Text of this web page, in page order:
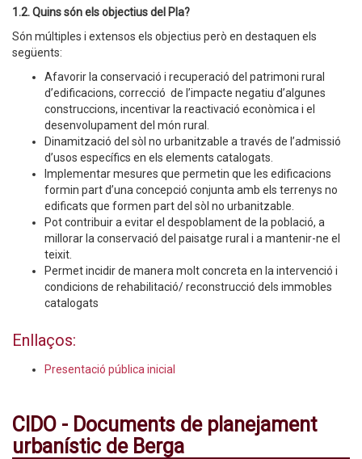
1.2. Quins són els objectius del Pla?
Són múltiples i extensos els objectius però en destaquen els
següents:
Afavorir la conservació i recuperació del patrimoni rural
d’edificacions, correcció de l’impacte negatiu d’algunes
construccions, incentivar la reactivació econòmica i el
desenvolupament del món rural.
Dinamització del sòl no urbanitzable a través de l’admissió
d’usos específics en els elements catalogats.
Implementar mesures que permetin que les edificacions
formin part d’una concepció conjunta amb els terrenys no
edificats que formen part del sòl no urbanitzable.
Pot contribuir a evitar el despoblament de la població, a
millorar la conservació del paisatge rural i a mantenir-ne el
teixit.
Permet incidir de manera molt concreta en la intervenció i
condicions de rehabilitació/ reconstrucció dels immobles
catalogats
Enllaços:
Presentació pública inicial
CIDO - Documents de planejament
urbanístic de Berga